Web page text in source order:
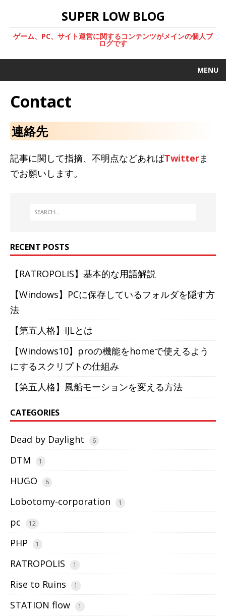
SUPER LOW BLOG
ゲーム、PC、サイト運営に関するコンテンツがメインの個人ブ
ログです
MENU
Contact
連絡先
記事に関して指摘、不明点などあればTwitterま
でお願いします。
RECENT POSTS
【RATROPOLIS】基本的な用語解説
【Windows】PCに保存しているフォルダを隠す方
法
【第五人格】IJLとは
【Windows10】proの機能をhomeで使えるよう
にするスクリプトの仕組み
【第五人格】風船モーションを変える方法
CATEGORIES
Dead by Daylight 6
DTM 1
HUGO 6
Lobotomy-corporation 1
pc 12
PHP 1
RATROPOLIS 1
Rise to Ruins 1
STATION flow 1